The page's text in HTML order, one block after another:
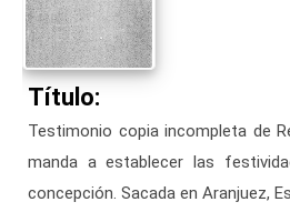
Título:
Testimonio copia incompleta de
manda a establecer las
concepción. Sacada en Aranjuez,